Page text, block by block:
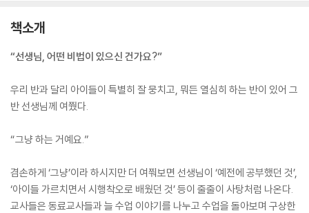
책소개
“선생님, 어떤 비법이 있으신 건가요?”
우리 반과 달리 아이들이 특별히 잘 뭉치고, 뭐든 열심히 하는 반이 있어 그
반 선생님께 여쭸다.
“그냥 하는 거예요.”
겸손하게 ‘그냥’이라 하시지만 더 여쭤보면 선생님이 ‘예전에 공부했던 것’,
‘아이들 가르치면서 시행착오로 배웠던 것’ 등이 줄줄이 사탕처럼 나온다.
교사들은 동료교사들과 늘 수업 이야기를 나누고 수업을 돌아보며 구상한